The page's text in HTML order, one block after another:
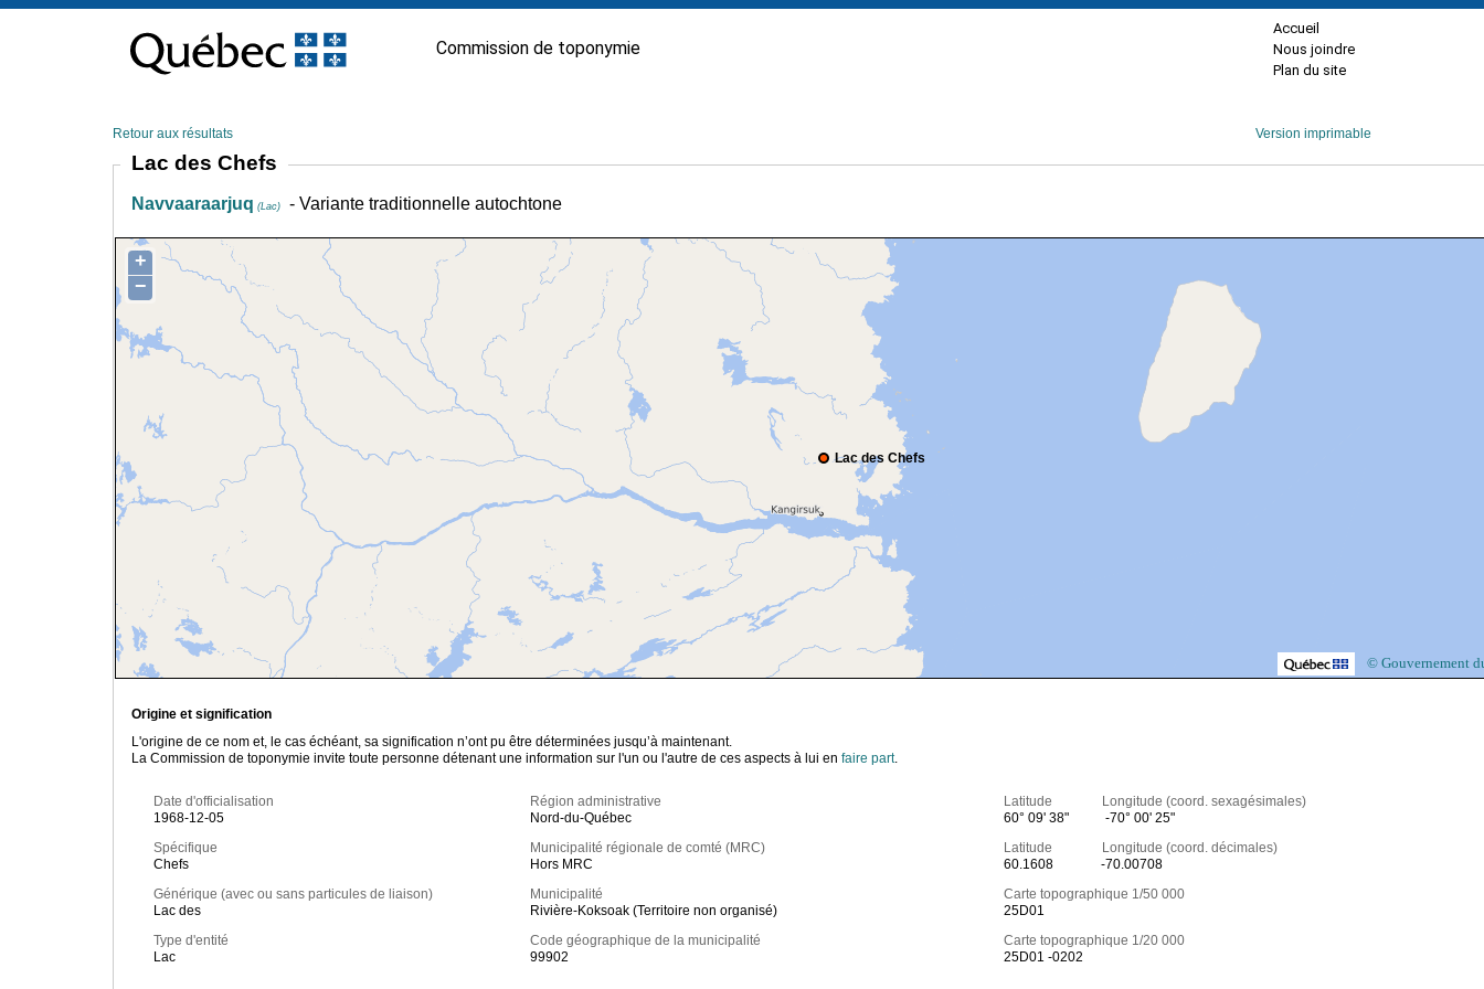
contenu
Commission de toponymie
Accueil
Nous joindre
Plan du site
Retour aux résultats Version imprimable
Lac des Chefs
Navvaaraarjuq (Lac) - Variante traditionnelle autochtone
Lac des Chefs
+
−
© Gouvernement
Origine et signification
L'origine de ce nom et, le cas échéant, sa signification n’ont pu être déterminées jusqu’à maintenant.
La Commission de toponymie invite toute personne détenant une information sur l'un ou l'autre de ces aspects à lui en faire part.
Date d'officialisation
1968-12-05
Spécifique
Chefs
Générique (avec ou sans particules de liaison)
Lac des
Type d'entité
Lac
Région administrative
Nord-du-Québec
Municipalité régionale de comté (MRC)
Hors MRC
Municipalité
Rivière-Koksoak (Territoire non organisé)
Code géographique de la municipalité
99902
Latitude Longitude (coord. sexagésimales)
60° 09' 38"
-70° 00' 25"
Latitude Longitude (coord. décimales)
60.1608
-70.00708
Carte topographique 1/50 000
25D01
Carte topographique 1/20 000
25D01 -0202